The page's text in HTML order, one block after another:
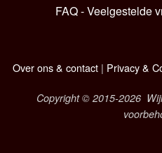
FAQ - Veelgestelde
Over ons & contact| Privacy &
Copyright © 2015-2026